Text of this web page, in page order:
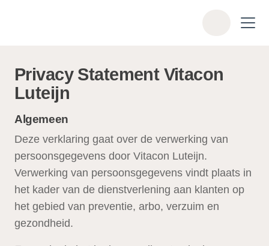
e
Privacy Statement Vitacon
Luteijn
Algemeen
Deze verklaring gaat over de verwerking van
persoonsgegevens door Vitacon Luteijn.
Verwerking van persoonsgegevens vindt plaats in
het kader van de dienstverlening aan klanten op
het gebied van preventie, arbo, verzuim en
gezondheid.